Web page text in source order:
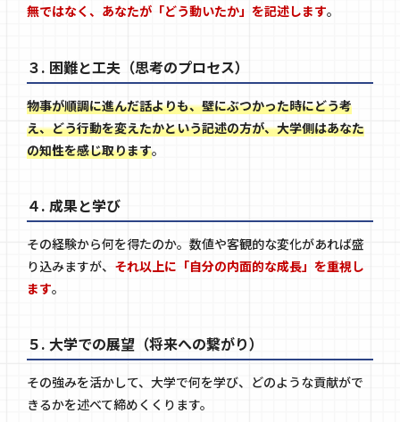
無ではなく、あなたが「どう動いたか」を記述します。
３. 困難と工夫（思考のプロセス）
物事が順調に進んだ話よりも、壁にぶつかった時にどう考
え、どう行動を変えたかという記述の方が、大学側はあなた
の知性を感じ取ります。
４. 成果と学び
その経験から何を得たのか。数値や客観的な変化があれば盛
り込みますが、 それ以上に「自分の内面的な成長」を重視し
ます。
５. 大学での展望（将来への繋がり）
その強みを活かして、大学で何を学び、どのような貢献がで
きるかを述べて締めくくります。